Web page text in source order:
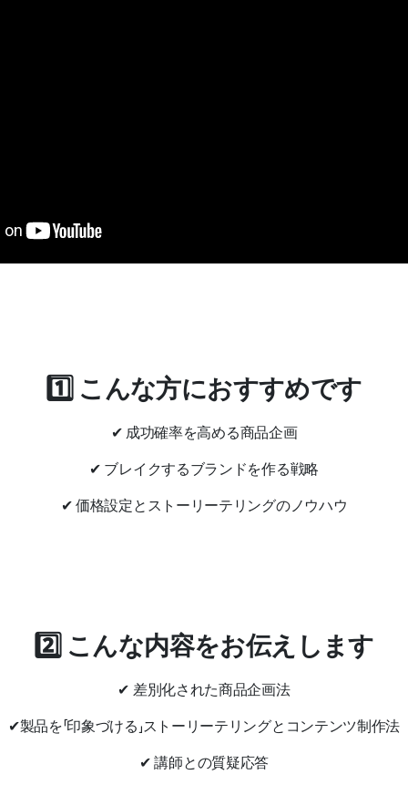
1️⃣ こんな方におすすめです
✔ 成功確率を高める商品企画
✔ ブレイクするブランドを作る戦略
✔ 価格設定とストーリーテリングのノウハウ
2️⃣ こんな内容をお伝えします
✔ 差別化された商品企画法
✔製品を「印象づける」ストーリーテリングとコンテンツ制作法
✔ 講師との質疑応答